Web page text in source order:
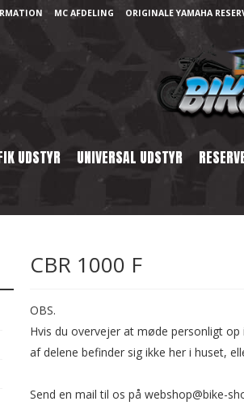
MC AFDELING ORIGINALE YAMAHA
UDSTYR UNIVERSAL UDSTYR
CBR 1000 F
OBS.
Hvis du overvejer at møde personligt
af delene befinder sig ikke her i huset,
Send en mail til os på webshop@bike-